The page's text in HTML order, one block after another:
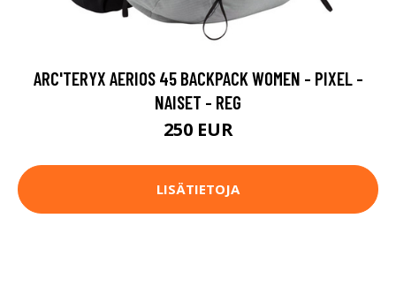
ARC'TERYX AERIOS 45 BACKPACK WOMEN - PIXEL -
NAISET - REG
250 EUR
LISÄTIETOJA